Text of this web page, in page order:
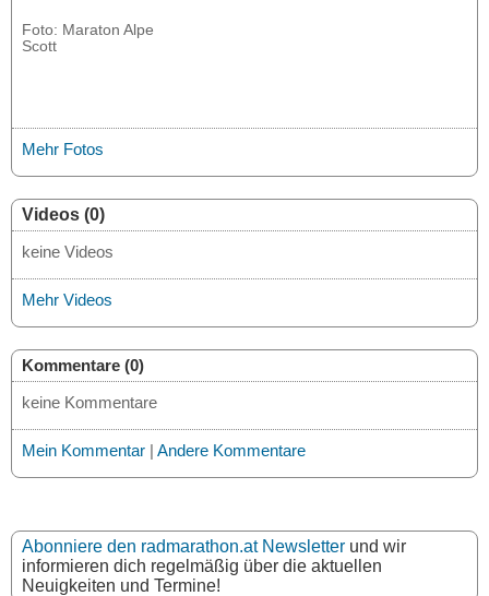
Foto: Maraton Alpe
Scott
Mehr Fotos
Videos (0)
keine Videos
Mehr Videos
Kommentare (0)
keine Kommentare
Mein Kommentar | Andere Kommentare
Abonniere den radmarathon.at Newsletter und wir
informieren dich regelmäßig über die aktuellen
Neuigkeiten und Termine!